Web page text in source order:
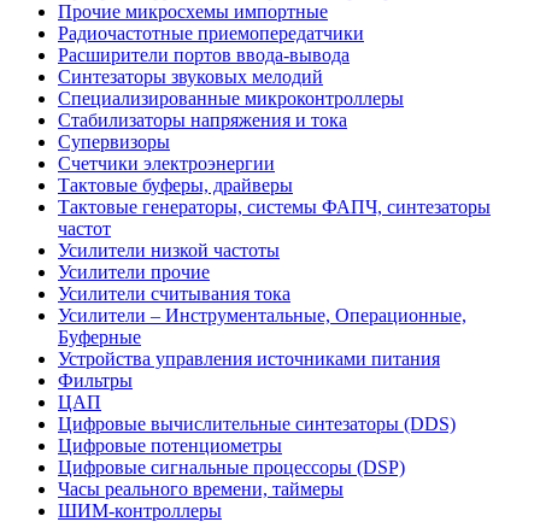
Прочие микросхемы импортные
Радиочастотные приемопередатчики
Расширители портов ввода-вывода
Синтезаторы звуковых мелодий
Специализированные микроконтроллеры
Стабилизаторы напряжения и тока
Супервизоры
Счетчики электроэнергии
Тактовые буферы, драйверы
Тактовые генераторы, системы ФАПЧ, синтезаторы
частот
Усилители низкой частоты
Усилители прочие
Усилители считывания тока
Усилители – Инструментальные, Операционные,
Буферные
Устройства управления источниками питания
Фильтры
ЦАП
Цифровые вычислительные синтезаторы (DDS)
Цифровые потенциометры
Цифровые сигнальные процессоры (DSP)
Часы реального времени, таймеры
ШИМ-контроллеры